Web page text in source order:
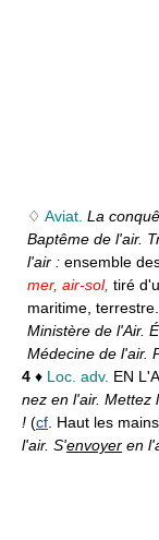
♢ Aviat. La
Baptême de l'air.
l'air : ensemble
mer, air-sol, tiré
maritime,
Ministère de l'Air.
Médecine de l'air.
4 ♦ Loc. adv. EN
nez en l'air. Mettez
! (cf . Haut les
l'air. S'envoyer en